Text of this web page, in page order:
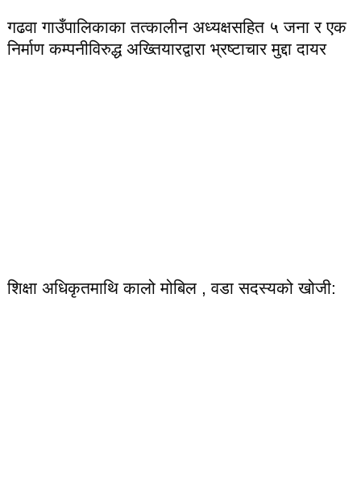
गढवा गाउँपालिकाका तत्कालीन अध्यक्षसहित ५ जना र एक
निर्माण कम्पनीविरुद्ध अख्तियारद्वारा भ्रष्टाचार मुद्दा दायर
शिक्षा अधिकृतमाथि कालो मोबिल , वडा सदस्यको खोजी: